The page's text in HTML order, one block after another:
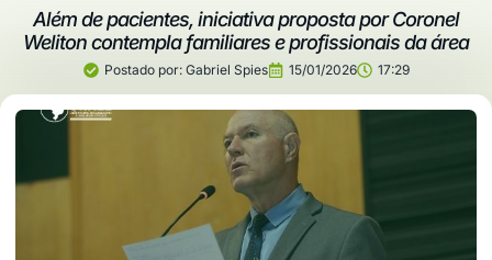
Além de pacientes, iniciativa proposta por Coronel
Weliton contempla familiares e profissionais da área
Postado por:Gabriel Spies 15/01/2026 17:29